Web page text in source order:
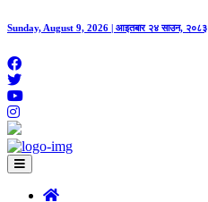
Sunday, August 9, 2026 | आइतबार २४ साउन, २०८३